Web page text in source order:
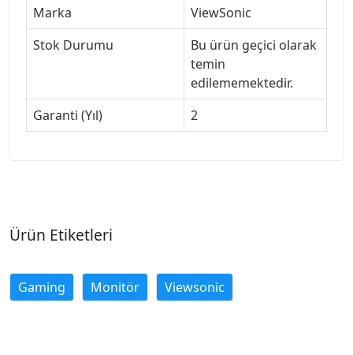
Marka
ViewSonic
Stok Durumu
Bu ürün geçici olarak
temin
edilememektedir.
Garanti (Yıl)
2
Ürün Etiketleri
Gaming Monitör Viewsonic